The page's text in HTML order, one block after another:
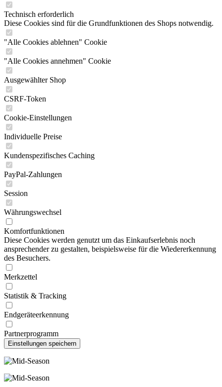
Technisch erforderlich
Diese Cookies sind für die Grundfunktionen des Shops notwendig.
"Alle Cookies ablehnen" Cookie
"Alle Cookies annehmen" Cookie
Ausgewählter Shop
CSRF-Token
Cookie-Einstellungen
Individuelle Preise
Kundenspezifisches Caching
PayPal-Zahlungen
Session
Währungswechsel
Komfortfunktionen
Diese Cookies werden genutzt um das Einkaufserlebnis noch
ansprechender zu gestalten, beispielsweise für die Wiedererkennung
des Besuchers.
Merkzettel
Statistik & Tracking
Endgeräteerkennung
Partnerprogramm